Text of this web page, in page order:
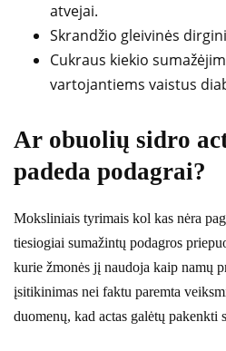
atvejai.
Skrandžio gleivinės
Cukraus kiekio
vartojantiems vaistus
Ar obuolių sidro
padeda podagrai?
Moksliniais tyrimais kol kas nėra
tiesiogiai sumažintų podagros
kurie žmonės jį naudoja kaip namų
įsitikinimas nei faktu paremta
duomenų, kad actas galėtų pakenkti